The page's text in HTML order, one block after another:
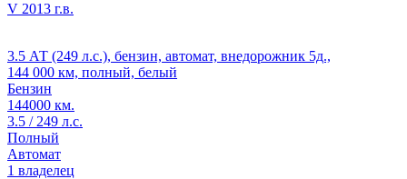
V 2013 г.в.
3.5 АТ (249 л.с.), бензин, автомат, внедорожник 5д.,
144 000 км, полный, белый
Бензин
144000 км.
3.5 / 249 л.с.
Полный
Автомат
1 владелец